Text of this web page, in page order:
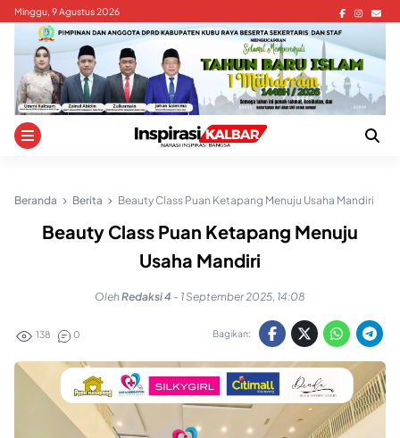
Skip
content
Minggu, 9 Agustus 2026
Beranda Berita Beauty Class Puan Ketapang Menuju Usaha Mandiri
Beauty Class Puan Ketapang Menuju
Usaha Mandiri
OlehRedaksi 4 - 1 September 2025, 14:08
138 0 Bagikan: